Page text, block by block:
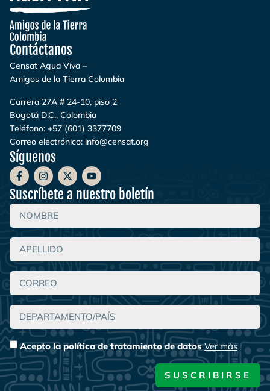
Contáctanos
Censat Agua Viva –
Amigos de la Tierra Colombia
Carrera 27A # 24-10, piso 2
Bogotá D.C., Colombia
Teléfono: +57 (601) 3377709
Correo electrónico: info@censat.org
Síguenos
Suscríbete a nuestro boletín
Acepto la política de tratamiento de datosVer más
SUSCRIBIRSE